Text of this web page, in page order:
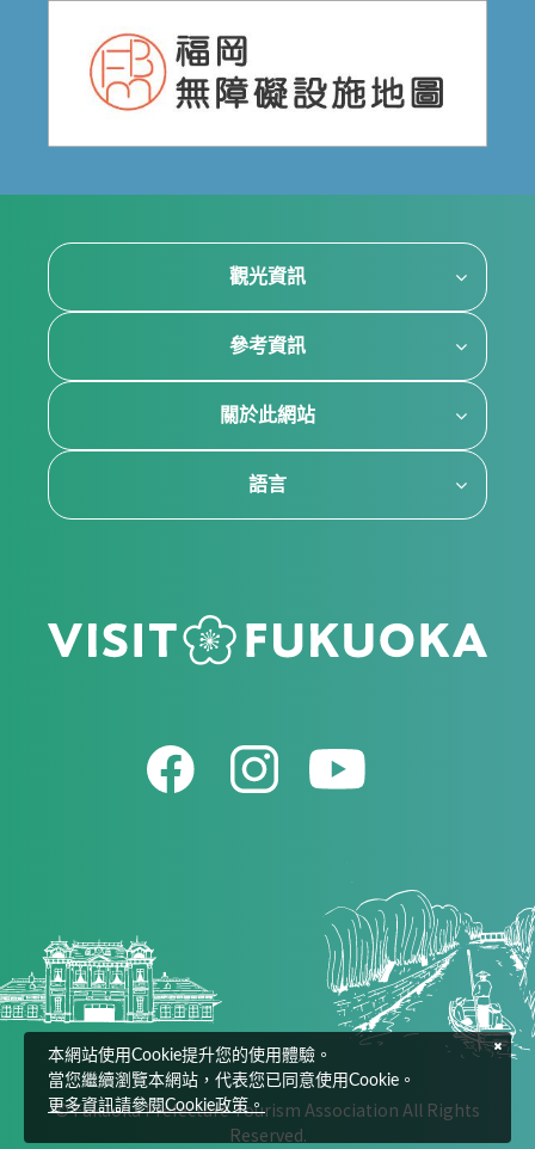
觀光資訊
參考資訊
關於此網站
語言
© Fukuoka Prefecture Tourism Association All Rights
Reserved.
本網站使用Cookie提升您的使用體驗。
當您繼續瀏覽本網站，代表您已同意使用Cookie。
更多資訊請參閱Cookie政策。